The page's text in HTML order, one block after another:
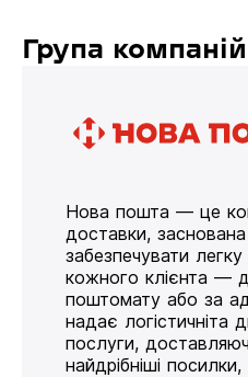
Група
Нова пошта — це
доставки,
забезпечувати
кожного клієнта —
поштомату або за
надає логістичніта
послуги,
найдрібніші